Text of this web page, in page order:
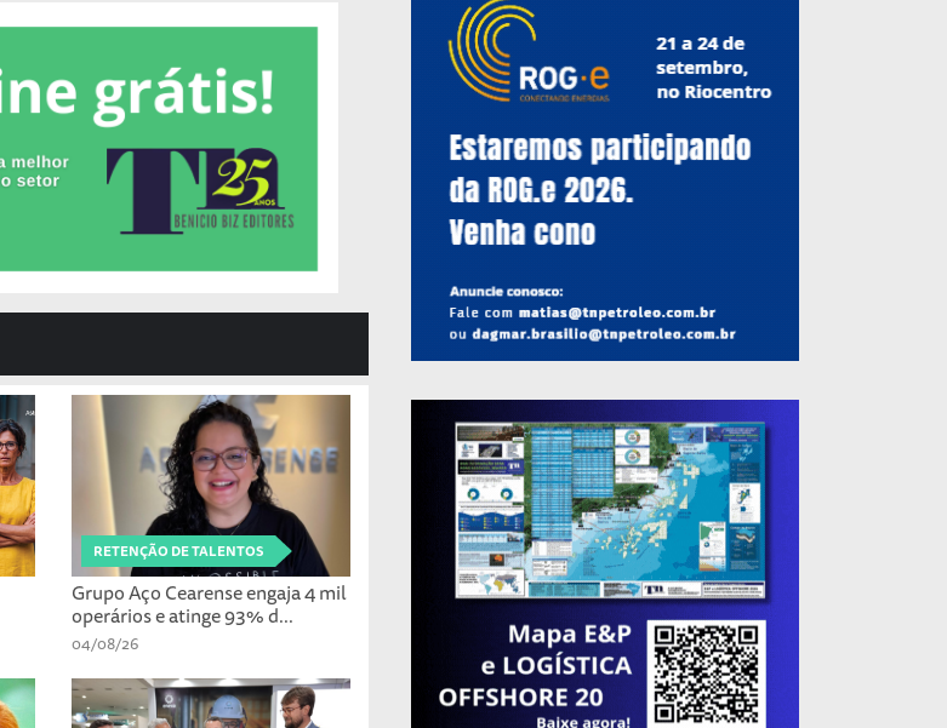
RETENÇÃO DE TALENTOS
Grupo Aço Cearense engaja 4 mil
operários e atinge 93% d...
04/08/26